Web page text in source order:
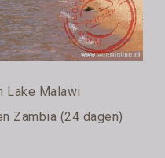
Lake Malawi
Zambia (24 dagen)